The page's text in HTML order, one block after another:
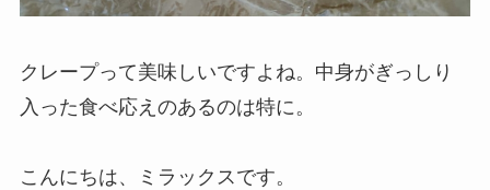
クレープって美味しいですよね。中身がぎっしり
入った食べ応えのあるのは特に。
こんにちは、ミラックスです。